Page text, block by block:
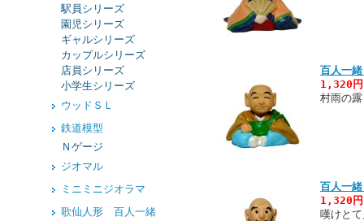
駅員シリーズ
園児シリーズ
ギャルシリーズ
カップルシリーズ
店員シリーズ
小学生シリーズ
ウッドＳＬ
鉄道模型
Ｎゲージ
ジオマル
ミニミニジオラマ
歌仙人形 百人一緒
百人一
1,320
村雨の
百人一
1,320
嘆けと